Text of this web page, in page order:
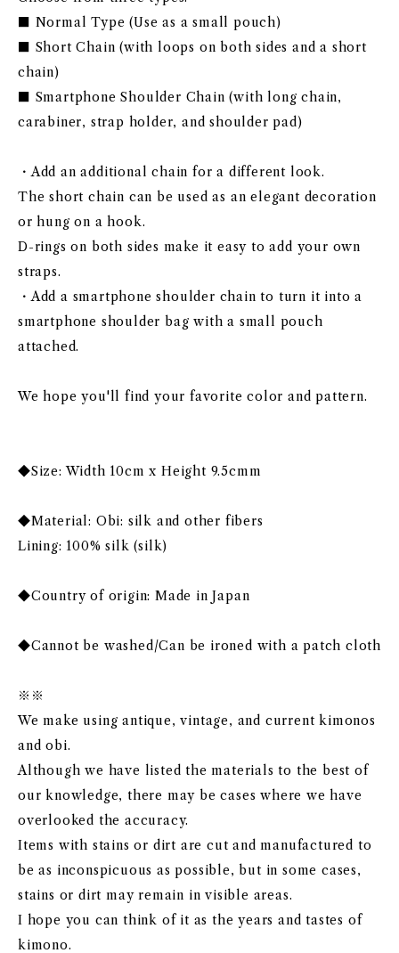
■ Normal Type (Use as a small pouch)
■ Short Chain (with loops on both sides and a short
chain)
■ Smartphone Shoulder Chain (with long chain,
carabiner, strap holder, and shoulder pad)
・Add an additional chain for a different look.
The short chain can be used as an elegant decoration
or hung on a hook.
D-rings on both sides make it easy to add your own
straps.
・Add a smartphone shoulder chain to turn it into a
smartphone shoulder bag with a small pouch
attached.
We hope you'll find your favorite color and pattern.
◆Size: Width 10cm x Height 9.5cmm
◆Material: Obi: silk and other fibers
Lining: 100% silk (silk)
◆Country of origin: Made in Japan
◆Cannot be washed/Can be ironed with a patch cloth
※※
We make using antique, vintage, and current kimonos
and obi.
Although we have listed the materials to the best of
our knowledge, there may be cases where we have
overlooked the accuracy.
Items with stains or dirt are cut and manufactured to
be as inconspicuous as possible, but in some cases,
stains or dirt may remain in visible areas.
I hope you can think of it as the years and tastes of
kimono.